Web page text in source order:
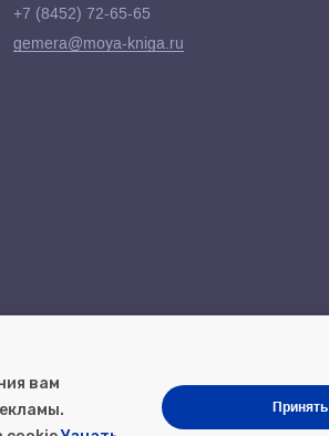
+7 (8452) 72-65-65
gemera@moya-kniga.ru
вам
Принять